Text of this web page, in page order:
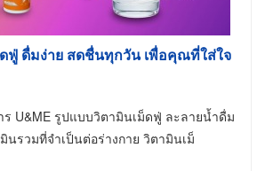
ฟู่ ดื่มง่าย สดชื่นทุกวัน เพื่อคุณที่ใส่ใจ
U&ME รูปแบบวิตามินเม็ดฟู่ ละลายน้ำดื่ม
นรวมที่จำเป็นต่อร่างกาย วิตามินเม็